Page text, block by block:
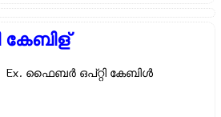
ഫൈബര്‍ ഒപ്റ്റി കേബിള്‍